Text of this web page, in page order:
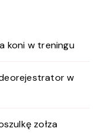
koni w treningu
w
zołza